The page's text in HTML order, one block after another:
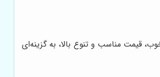
قیمت مناسب و تنوع بالا، به گزینه‌ای